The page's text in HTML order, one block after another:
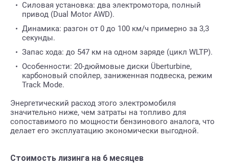
Силовая установка: два электромотора, полный
привод (Dual Motor AWD).
Динамика: разгон от 0 до 100 км/ч примерно за 3,3
секунды.
Запас хода: до 547 км на одном заряде (цикл WLTP).
Особенности: 20-дюймовые диски Überturbine,
карбоновый спойлер, заниженная подвеска, режим
Track Mode.
Энергетический расход этого электромобиля
значительно ниже, чем затраты на топливо для
сопоставимого по мощности бензинового аналога, что
делает его эксплуатацию экономически выгодной.
Стоимость лизинга на 6 месяцев